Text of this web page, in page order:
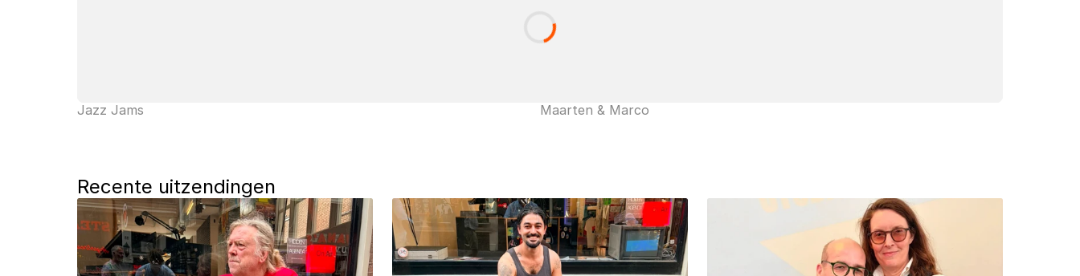
Jazz Jams Maarten & Marco
Recente uitzendingen